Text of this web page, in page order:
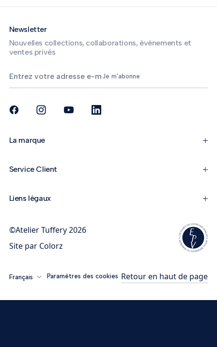
Newsletter
Nouvelles collections, collaborations, évènements et
ventes privés
Je m'abonne
La marque
Service Client
Liens légaux
©Atelier Tuffery 2026
Site par Colorz
Français Paramètres des cookies Retour en haut de page